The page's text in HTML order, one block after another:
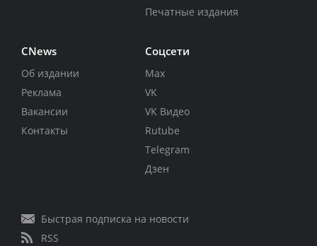
Печатные издания
CNews
Об издании
Реклама
Вакансии
Контакты
Соцсети
Max
VK
VK Видео
Rutube
Telegram
Дзен
Быстрая подписка на новости
RSS